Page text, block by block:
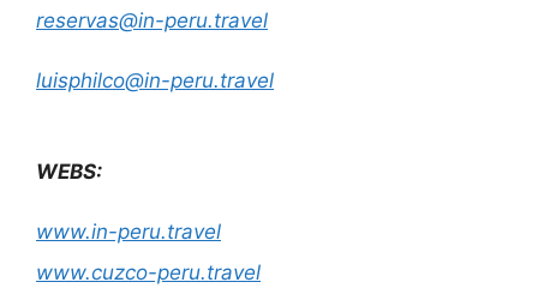
reservas@in-peru.travel
luisphilco@in-peru.travel
WEBS:
www.in-peru.travel
www.cuzco-peru.travel